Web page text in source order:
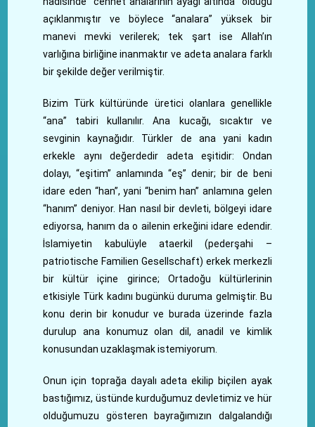
açıklanmıştır ve böylece “analara” yüksek bir
manevi mevki verilerek; tek şart ise Allah’ın
varlığına birliğine inanmaktır ve adeta analara farklı
bir şekilde değer verilmiştir.
Bizim Türk kültüründe üretici olanlara genellikle
“ana” tabiri kullanılır. Ana kucağı, sıcaktır ve
sevginin kaynağıdır. Türkler de ana yani kadın
erkekle aynı değerdedir adeta eşitidir: Ondan
dolayı, “eşitim” anlamında “eş” denir; bir de beni
idare eden “han”, yani “benim han” anlamına gelen
“hanım” deniyor. Han nasıl bir devleti, bölgeyi idare
ediyorsa, hanım da o ailenin erkeğini idare edendir.
İslamiyetin kabulüyle ataerkil (pederşahi –
patriotische Familien Gesellschaft) erkek merkezli
bir kültür içine girince; Ortadoğu kültürlerinin
etkisiyle Türk kadını bugünkü duruma gelmiştir. Bu
konu derin bir konudur ve burada üzerinde fazla
durulup ana konumuz olan dil, anadil ve kimlik
konusundan uzaklaşmak istemiyorum.
Onun için toprağa dayalı adeta ekilip biçilen ayak
bastığımız, üstünde kurduğumuz devletimiz ve hür
olduğumuzu gösteren bayrağımızın dalgalandığı